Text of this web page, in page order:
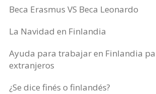
Beca Erasmus VS Beca Leonardo
La Navidad en Finlandia
Ayuda para trabajar en Finlandia
extranjeros
¿Se dice finés o finlandés?